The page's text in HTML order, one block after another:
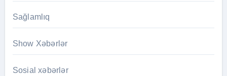
Sağlamlıq
Show Xəbərlər
Sosial xəbərlər